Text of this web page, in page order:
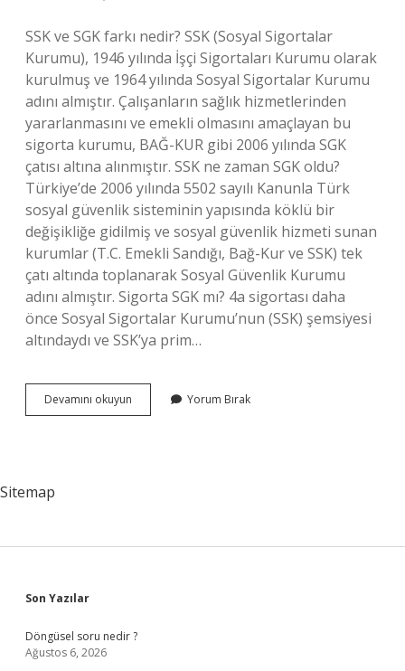
SSK ve SGK farkı nedir? SSK (Sosyal Sigortalar
Kurumu), 1946 yılında İşçi Sigortaları Kurumu olarak
kurulmuş ve 1964 yılında Sosyal Sigortalar Kurumu
adını almıştır. Çalışanların sağlık hizmetlerinden
yararlanmasını ve emekli olmasını amaçlayan bu
sigorta kurumu, BAĞ-KUR gibi 2006 yılında SGK
çatısı altına alınmıştır. SSK ne zaman SGK oldu?
Türkiye’de 2006 yılında 5502 sayılı Kanunla Türk
sosyal güvenlik sisteminin yapısında köklü bir
değişikliğe gidilmiş ve sosyal güvenlik hizmeti sunan
kurumlar (T.C. Emekli Sandığı, Bağ-Kur ve SSK) tek
çatı altında toplanarak Sosyal Güvenlik Kurumu
adını almıştır. Sigorta SGK mı? 4a sigortası daha
önce Sosyal Sigortalar Kurumu’nun (SSK) şemsiyesi
altındaydı ve SSK’ya prim…
Devamını okuyun
Ve
Yorum Bırak
Sitemap
Sidebar
Son Yazılar
Döngüsel soru nedir ?
Ağustos 6, 2026